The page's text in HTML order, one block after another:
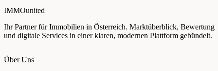
IMMOunited
Ihr Partner für Immobilien in Österreich. Marktüberblick, Bewertung
und digitale Services in einer klaren, modernen Plattform gebündelt.
Über Uns